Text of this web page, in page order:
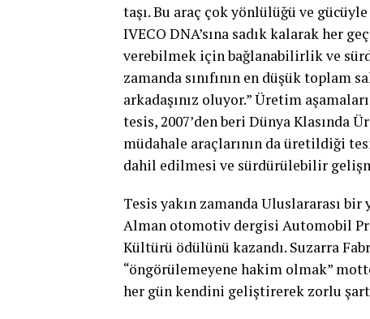
taşı. Bu araç çok yönlülüğü ve
IVECO DNA’sına sadık kalarak her
verebilmek için bağlanabilirlik ve
zamanda sınıfının en düşük
arkadaşınız oluyor.” Üretim
tesis, 2007’den beri Dünya Klasında
müdahale araçlarının da üretildiği
dahil edilmesi ve sürdürülebilir
Tesis yakın zamanda Uluslararası
Alman otomotiv dergisi Automobil
Kültürü ödülünü kazandı. Suzarra
“öngörülemeyene hakim olmak”
her gün kendini geliştirerek zorlu